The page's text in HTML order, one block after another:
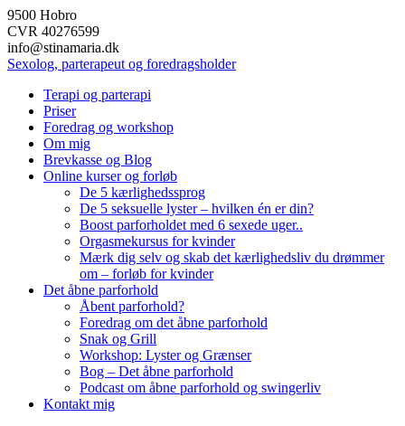
Skip
to
content
9500 Hobro
CVR 40276599
info@stinamaria.dk
Sexolog, parterapeut og foredragsholder
Terapi og parterapi
Priser
Foredrag og workshop
Om mig
Brevkasse og Blog
Online kurser og forløb
De 5 kærlighedssprog
De 5 seksuelle lyster – hvilken én er din?
Boost parforholdet med 6 sexede uger..
Orgasmekursus for kvinder
Mærk dig selv og skab det kærlighedsliv du drømmer
om – forløb for kvinder
Det åbne parforhold
Åbent parforhold?
Foredrag om det åbne parforhold
Snak og Grill
Workshop: Lyster og Grænser
Bog – Det åbne parforhold
Podcast om åbne parforhold og swingerliv
Kontakt mig